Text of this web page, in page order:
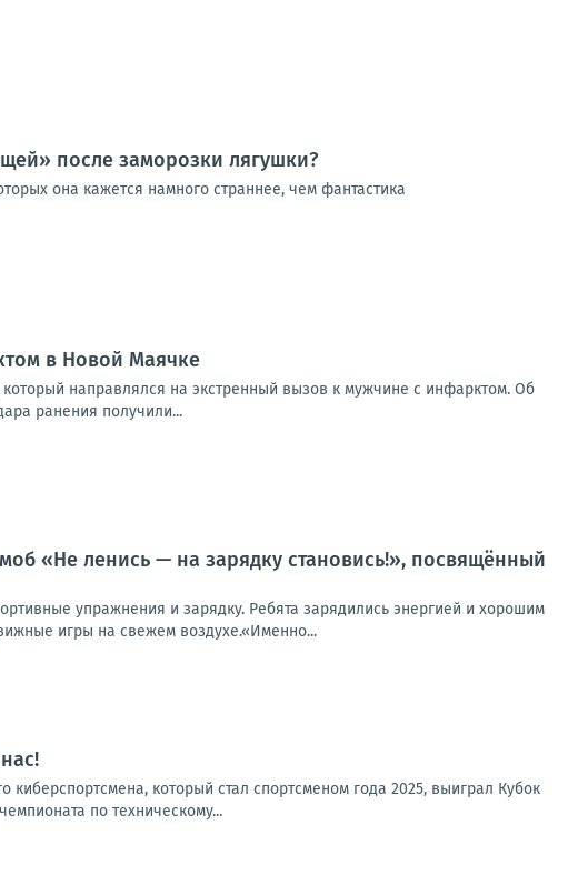
после заморозки лягушки?
она кажется намного страннее, чем фантастика
в Новой Маячке
направлялся на экстренный вызов к мужчине с инфарктом. Об
ранения получили...
«Не ленись — на зарядку становись!», посвящённый
упражнения и зарядку. Ребята зарядились энергией и хорошим
игры на свежем воздухе.«Именно...
который стал спортсменом года 2025, выиграл Кубок
по техническому...